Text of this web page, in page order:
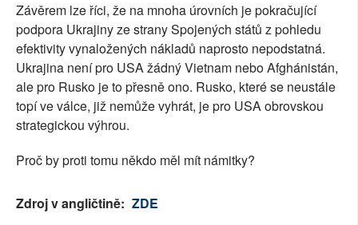
Závěrem lze říci, že na mnoha úrovních je pokračující
podpora Ukrajiny ze strany Spojených států z pohledu
efektivity vynaložených nákladů naprosto nepodstatná.
Ukrajina není pro USA žádný Vietnam nebo Afghánistán,
ale pro Rusko je to přesně ono. Rusko, které se neustále
topí ve válce, již nemůže vyhrát, je pro USA obrovskou
strategickou výhrou.
Proč by proti tomu někdo měl mít námitky?
Zdroj v angličtině: ZDE